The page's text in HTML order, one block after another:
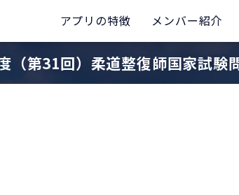
アプリの特徴 メンバー紹介
（第31回）柔道整復師国家試験